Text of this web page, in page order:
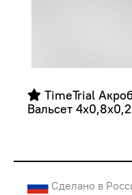
TimeTrial
Вальсет
Сделано в